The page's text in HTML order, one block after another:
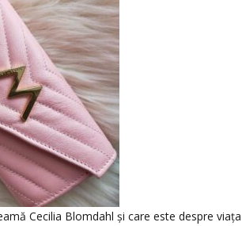
Cecilia Blomdahl și care este despre viața